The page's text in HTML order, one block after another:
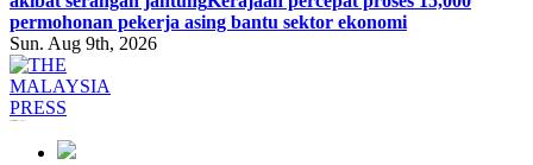
permohonan pekerja asing bantu sektor ekonomi
Sun. Aug 9th, 2026